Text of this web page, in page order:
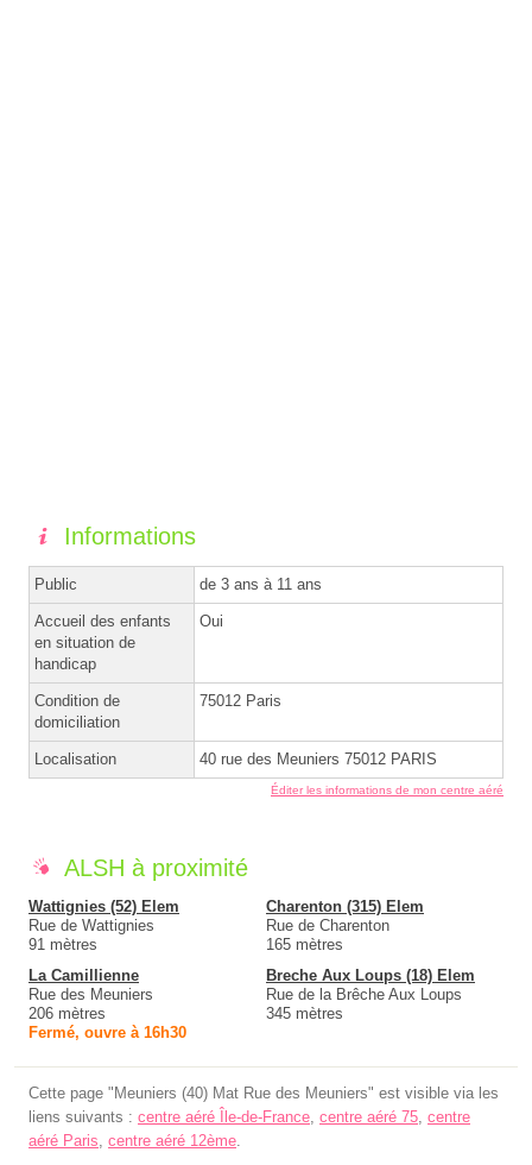
Informations
Public de 3 ans à 11 ans
Accueil des enfants
en situation de
handicap
Oui
Condition de
domiciliation
75012 Paris
Localisation 40 rue des Meuniers 75012 PARIS
Éditer les informations de mon centre aéré
ALSH à proximité
Wattignies (52) Elem
Rue de Wattignies
91 mètres
Charenton (315) Elem
Rue de Charenton
165 mètres
La Camillienne
Rue des Meuniers
206 mètres
Fermé, ouvre à 16h30
Breche Aux Loups (18) Elem
Rue de la Brêche Aux Loups
345 mètres
Cette page "Meuniers (40) Mat Rue des Meuniers" est visible via les
liens suivants : centre aéré Île-de-France, centre aéré 75, centre
aéré Paris, centre aéré 12ème.